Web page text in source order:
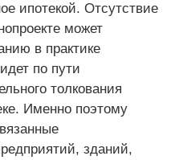
ипотекой. Отсутствие
может
в практике
по пути
толкования
Именно поэтому
зданий,